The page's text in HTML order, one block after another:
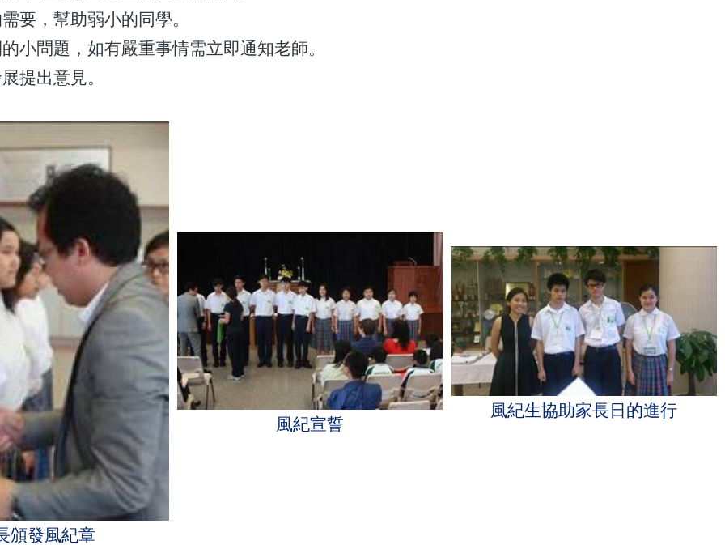
要，幫助弱小的同學。
小問題，如有嚴重事情需立即通知老師。
提出意見。
頒發風紀章
風紀宣誓
風紀生協助家長日的進行